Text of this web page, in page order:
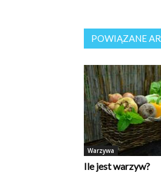
POWIĄZANE
Warzywa
Ile jest warzyw?